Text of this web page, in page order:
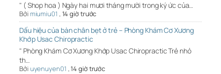
" ( Shop hoa ) Ngày hai mươi tháng mười trong ký ức của…
Bởi miumiu01 , 14 giờ trước
Dấu hiệu của bàn chân bẹt ở trẻ – Phòng Khám Cơ Xương
Khớp Usac Chiropractic
" Phòng Khám Cơ Xương Khớp Usac Chiropractic Trẻ nhỏ
th…
Bởi uyenuyen01 ,14 giờ trước